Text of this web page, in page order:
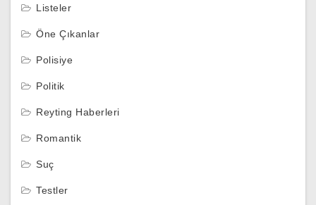
Listeler
Öne Çıkanlar
Polisiye
Politik
Reyting Haberleri
Romantik
Suç
Testler